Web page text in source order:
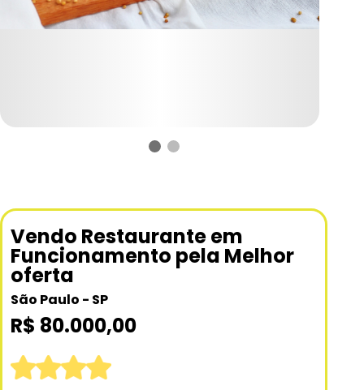
Vendo Restaurante em
Funcionamento pela Melhor
oferta
São Paulo - SP
R$ 80.000,00